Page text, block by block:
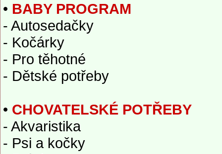
• BABY PROGRAM
- Autosedačky
- Kočárky
- Pro těhotné
- Dětské potřeby
• CHOVATELSKÉ POTŘEBY
- Akvaristika
- Psi a kočky